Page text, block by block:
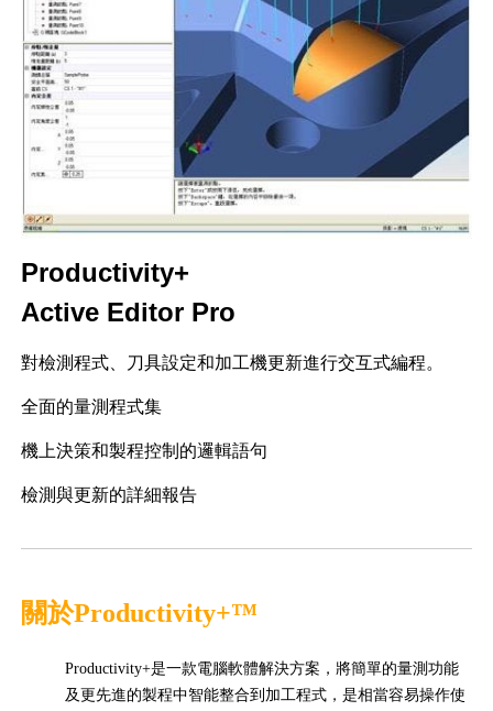
Productivity+
Active Editor Pro
對檢測程式、刀具設定和加工機更新進行交互式編程。
全面的量測程式集
機上決策和製程控制的邏輯語句
檢測與更新的詳細報告
關於Productivity+™
Productivity+是一款電腦軟體解決方案，將簡單的量測功能
及更先進的製程中智能整合到加工程式，是相當容易操作使